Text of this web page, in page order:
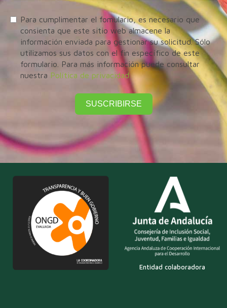
Para cumplimentar el fomulario, es necesario que
consienta que este sitio web almacene la
información enviada para gestionar su solicitud. Sólo
utilizamos sus datos con el fin específico de este
formulario. Para más información puede consultar
nuestra Política de privacidad
SUSCRIBIRSE
Entidad colaboradora